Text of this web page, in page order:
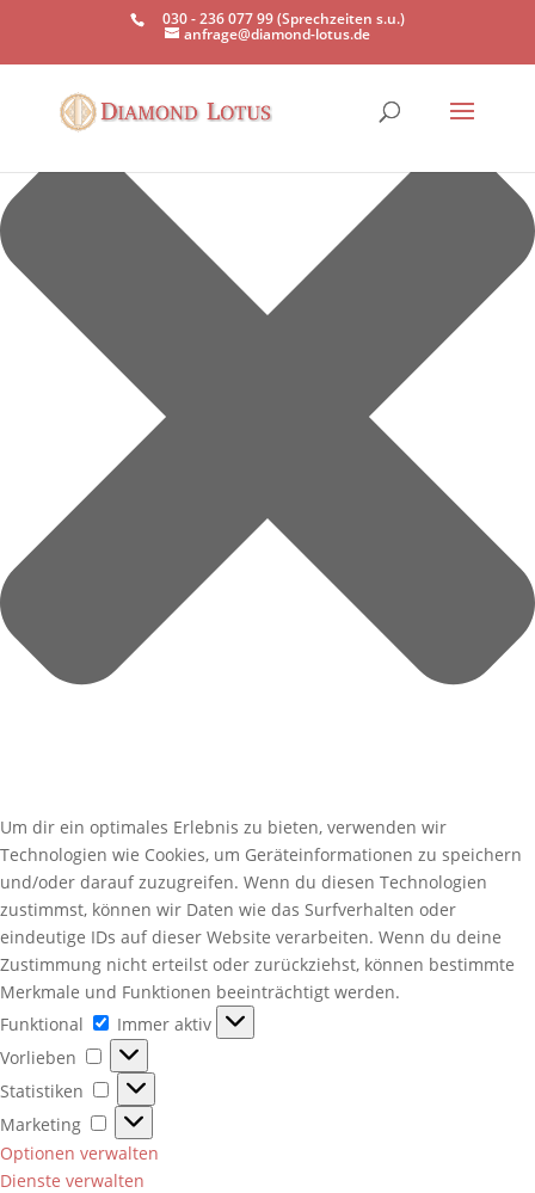
Einwilligung verwalten
Um dir ein optimales Erlebnis zu bieten, verwenden wir
Technologien wie Cookies, um Geräteinformationen zu speichern
und/oder darauf zuzugreifen. Wenn du diesen Technologien
zustimmst, können wir Daten wie das Surfverhalten oder
eindeutige IDs auf dieser Website verarbeiten. Wenn du deine
Zustimmung nicht erteilst oder zurückziehst, können bestimmte
Merkmale und Funktionen beeinträchtigt werden.
Funktional
Funktional
Immer aktiv
Vorlieben
Vorlieben
Statistiken
Statistiken
Marketing
Marketing
Optionen verwalten
Dienste verwalten
030 - 236 077 99 (Sprechzeiten s.u.)
anfrage@diamond-lotus.de